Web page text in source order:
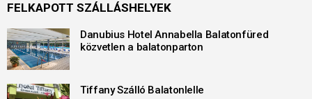
FELKAPOTT SZÁLLÁSHELYEK
Danubius Hotel Annabella Balatonfüred
közvetlen a balatonparton
Tiffany Szálló Balatonlelle